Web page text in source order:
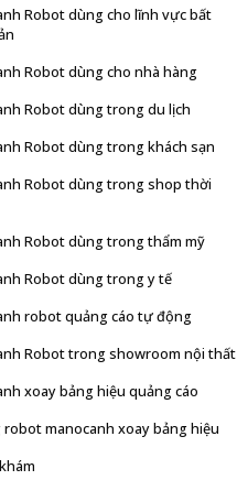
Robot dùng cho lĩnh vực bất
Robot dùng cho nhà hàng
Robot dùng trong du lịch
Robot dùng trong khách sạn
Robot dùng trong shop thời
Robot dùng trong thẩm mỹ
Robot dùng trong y tế
robot quảng cáo tự động
Robot trong showroom nội thất
xoay bảng hiệu quảng cáo
robot manocanh xoay bảng hiệu